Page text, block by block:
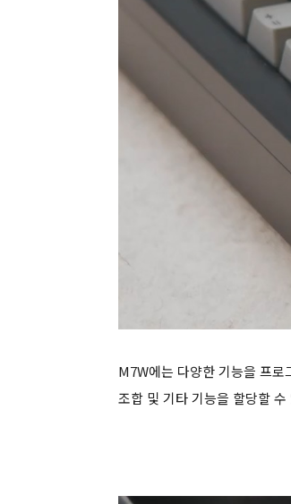
M7W에는 다양한 기능을 프
조합 및 기타 기능을 할당할